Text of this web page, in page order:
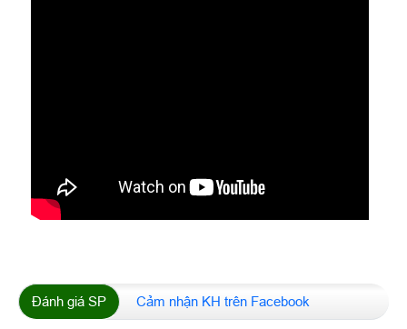
Đánh giá SP Cảm nhận KH trên Facebook